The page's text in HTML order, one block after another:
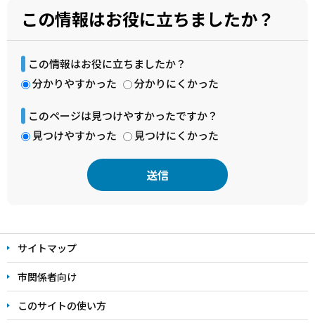
この情報はお役に立ちましたか？
この情報はお役に立ちましたか？
分かりやすかった
分かりにくかった
このページは見つけやすかったですか？
見つけやすかった
見つけにくかった
文
こ
こ
ま
で
サイトマップ
市関係者向け
このサイトの使い方